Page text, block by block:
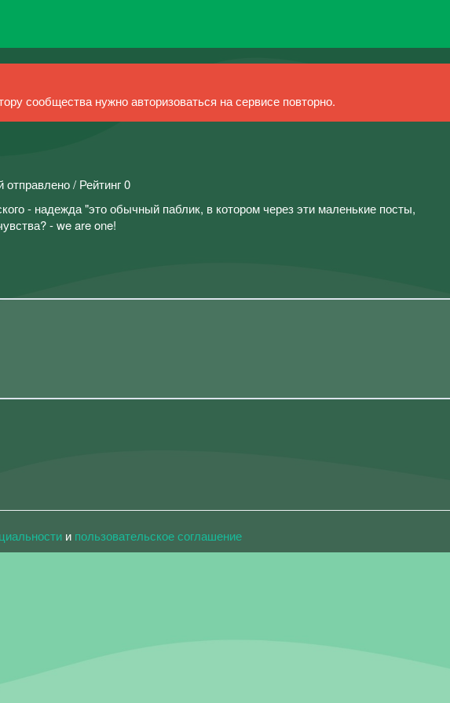
сообщества нужно авторизоваться на сервисе повторно.
отправлено / Рейтинг 0
- надежда "это обычный паблик, в котором через эти маленькие посты,
- we are one!
и пользовательское соглашение